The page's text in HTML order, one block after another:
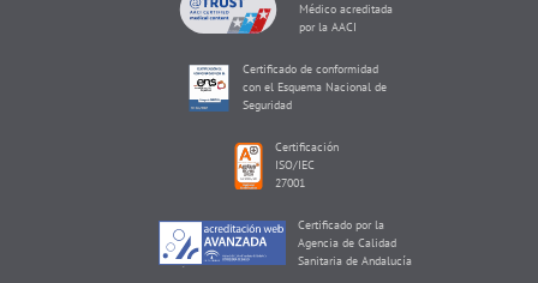
Médico acreditada
por la AACI
Certificado de conformidad
con el Esquema Nacional de
Seguridad
Certificación
ISO/IEC
27001
Certificado por la
Agencia de Calidad
Sanitaria de Andalucía